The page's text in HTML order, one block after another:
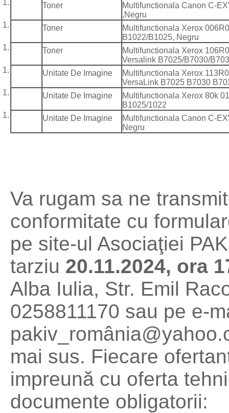
Toner
Multifunctionala Canon C-
,Negru
Toner
Multifunctionala Xerox
B1022/B1025, Negru
Toner
Multifunctionala Xerox
Versalink B7025/B7030/
Unitate De Imagine
Multifunctionala Xerox
VersaLink B7025 B7030
Unitate De Imagine
Multifunctionala Xerox 80k
B1025/1022
Unitate De Imagine
Multifunctionala Canon C-
Negru
Va rugam sa ne
conformitate cu
pe site-ul Asociaţiei
tarziu 20.11.2024, ora
Alba Iulia, Str. Emil
0258811170 sau pe e-
mai sus. Fiecare
impreună cu oferta
documente obligatorii: